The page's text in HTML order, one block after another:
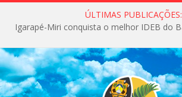
ÚLTIMAS PUBLICAÇÕES: